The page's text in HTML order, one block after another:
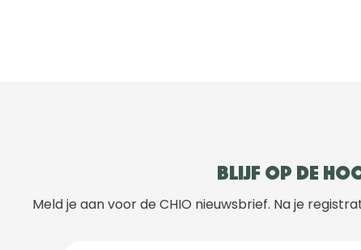
Blijf op de
Meld je aan voor de CHIO nieuwsbrief. Na je